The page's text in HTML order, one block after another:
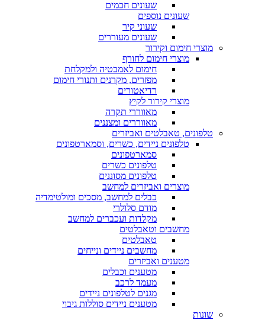
שעונים חכמים
שעונים נוספים
שעוני קיר
שעונים מעוררים
מוצרי חימום וקירור
מוצרי חימום לחורף
חימום לאמבטיה ולמקלחת
מפזרים, מקרנים ותנורי חימום
רדיאטורים
מוצרי קירור לקיץ
מאווררי תקרה
מאווררים ומצננים
טלפונים, טאבלטים ואביזרים
טלפונים ניידים, כשרים, וסמארטפונים
סמארטפונים
טלפונים כשרים
טלפונים מסוננים
מוצרים ואביזרים למחשב
כבלים למחשב, מסכים ומולטימדיה
מודם סלולרי
מקלדות ועכברים למחשב
מחשבים וטאבלטים
טאבלטים
מחשבים ניידים ונייחים
מטענים ואביזרים
מטענים וכבלים
מעמד לרכב
מגנים לטלפונים ניידים
מטענים ניידים סוללות גיבוי
שונות